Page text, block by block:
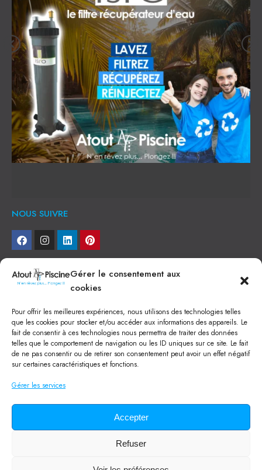
Gérer le consentement aux
cookies
Pour offrir les meilleures expériences, nous utilisons des technologies telles
que les cookies pour stocker et/ou accéder aux informations des appareils. Le
fait de consentir à ces technologies nous permettra de traiter des données
telles que le comportement de navigation ou les ID uniques sur ce site. Le fait
de ne pas consentir ou de retirer son consentement peut avoir un effet négatif
sur certaines caractéristiques et fonctions.
Gérer les services
Accepter
Refuser
NOUS SUIVRE
NEWSLETTER
Je veux recevoir toute l'actu
NOS SERVICES
Construction de piscine béton à Narbonne
Piscine coque à Narbonne
Acheter SPA à Narbonne
Pisciniste Narbonne
Mini piscine
Location machine avec chauffeur
Atout Piscine